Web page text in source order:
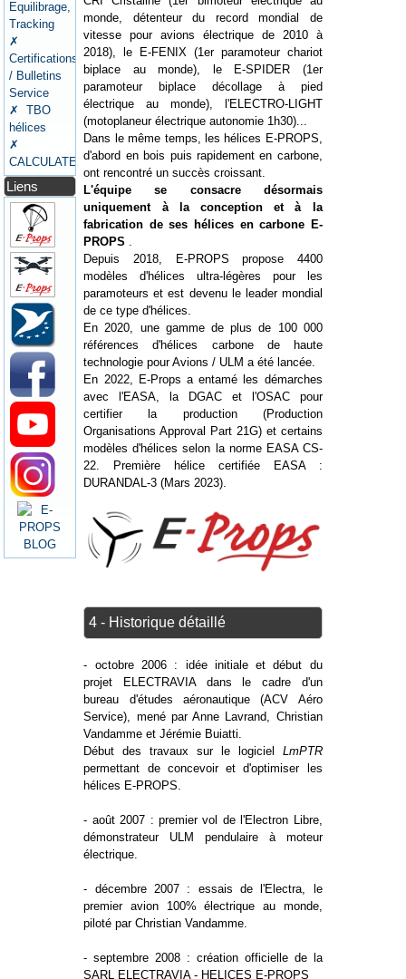
Equilibrage,
Tracking
✗
Certifications
/ Bulletins
Service
✗ TBO
hélices
✗
CALCULATEURS
Liens
monde, détenteur du record mondial de
vitesse pour avions électrique de 2010 à
2018), le E-FENIX (1er paramoteur chariot
biplace au monde), le E-SPIDER (1er
paramoteur biplace décollage à pied
électrique au monde), l'ELECTRO-LIGHT
(motoplaneur électrique autonomie 1h30)...
Dans le même temps, les hélices E-PROPS,
d'abord en bois puis rapidement en carbone,
ont rencontré un succès croissant.
L'équipe se consacre désormais
uniquement à la conception et à la
fabrication de ses hélices en carbone E-
PROPS .
Depuis 2018, E-PROPS propose 4400
modèles d'hélices ultra-légères pour les
paramoteurs et est devenu le leader mondial
de ce type d'hélices.
En 2020, une gamme de plus de 100 000
références d'hélices carbone de haute
technologie pour Avions / ULM a été lancée.
En 2022, E-Props a entamé les démarches
avec l'EASA, la DGAC et l'OSAC pour
certifier la production (Production
Organisations Approval Part 21G) et certains
modèles d'hélices selon la norme EASA CS-
22. Première hélice certifiée EASA :
DURANDAL-3 (Mars 2023).
4 - Historique détaillé
- octobre 2006 : idée initiale et début du
projet ELECTRAVIA dans le cadre d'un
bureau d'études aéronautique (ACV Aéro
Service), mené par Anne Lavrand, Christian
Vandamme et Jérémie Buiatti.
Début des travaux sur le logiciel LmPTR
permettant de concevoir et d'optimiser les
hélices E-PROPS.
- août 2007 : premier vol de l'Electron Libre,
démonstrateur ULM pendulaire à moteur
électrique.
- décembre 2007 : essais de l'Electra, le
premier avion 100% électrique au monde,
piloté par Christian Vandamme.
- septembre 2008 : création officielle de la
SARL ELECTRAVIA - HELICES E-PROPS